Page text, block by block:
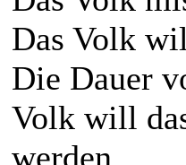
Das Volk
Die Dauer
Volk will
werden.